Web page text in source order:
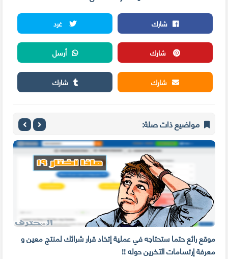
شارك
غرد
شارك
أرسل
شارك
شارك
مواضيع ذات صلة:
موقع رائع حتما ستحتاجه في عملية إتخاد قرار شرائك لمنتج معين و
معرفة إرتسامات الآخرين حوله !!